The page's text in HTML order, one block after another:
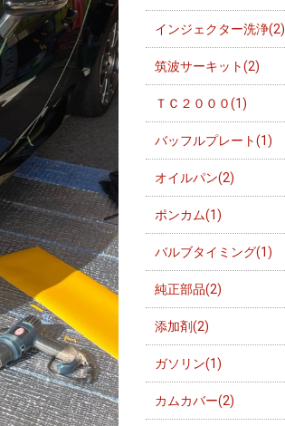
インジェクター洗浄(2)
筑波サーキット(2)
ＴＣ２０００(1)
バッフルプレート(1)
オイルパン(2)
ポンカム(1)
バルブタイミング(1)
純正部品(2)
添加剤(2)
ガソリン(1)
カムカバー(2)